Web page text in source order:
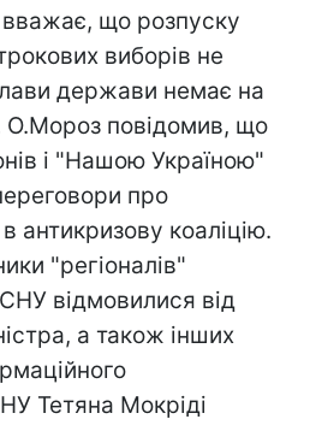
що розпуску
виборів не
держави немає на
О.Мороз повідомив, що
і "Нашою Україною"
про
коаліцію.
"регіоналів"
відмовилися від
а також інших
Тетяна Мокріді